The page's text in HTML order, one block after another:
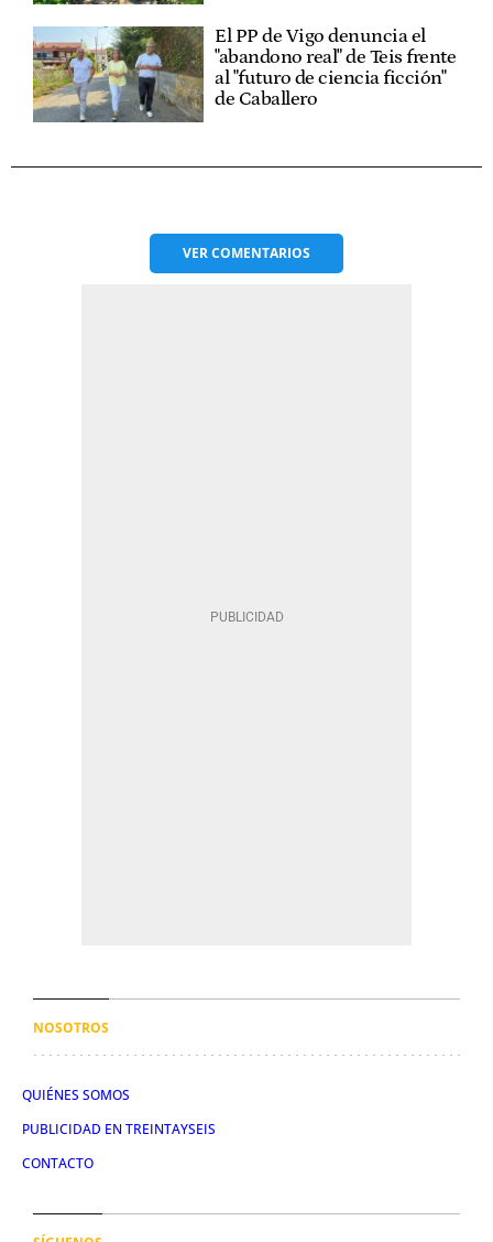
El PP de Vigo denuncia el
"abandono real" de Teis frente
al "futuro de ciencia ficción"
de Caballero
VERCOMENTARIOS
NOSOTROS
QUIÉNES SOMOS
PUBLICIDAD EN TREINTAYSEIS
CONTACTO